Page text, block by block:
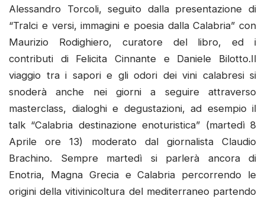
Alessandro Torcoli, seguito dalla presentazione di
“Tralci e versi, immagini e poesia dalla Calabria” con
Maurizio Rodighiero, curatore del libro, ed i
contributi di Felicita Cinnante e Daniele Bilotto.Il
viaggio tra i sapori e gli odori dei vini calabresi si
snoderà anche nei giorni a seguire attraverso
masterclass, dialoghi e degustazioni, ad esempio il
talk “Calabria destinazione enoturistica” (martedì 8
Aprile ore 13) moderato dal giornalista Claudio
Brachino. Sempre martedì si parlerà ancora di
Enotria, Magna Grecia e Calabria percorrendo le
origini della vitivinicoltura del mediterraneo partendo